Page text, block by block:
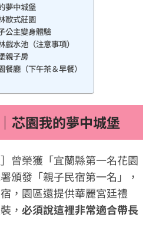
夢中城堡
歐式莊園
公主變身體驗
水池（注意事項）
親子房
廳（下午茶＆早餐）
芯園我的夢中城堡
曾榮獲「宜蘭縣第一名花園
頒發「親子民宿第一名」，
，園區還提供華麗宮廷禮
， 必須說這裡非常適合帶長